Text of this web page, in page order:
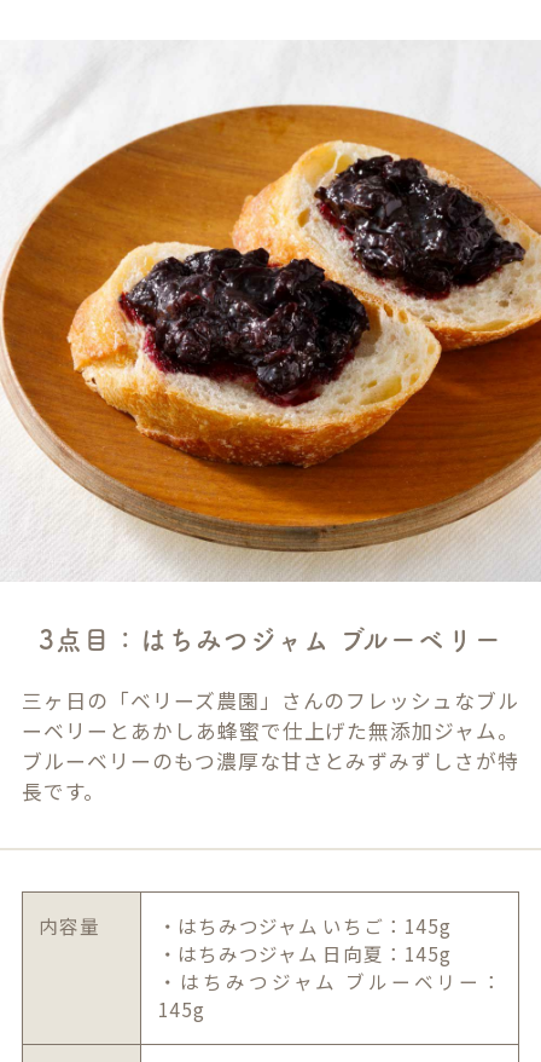
3点目：はちみつジャム ブルーベリー
三ヶ日の「ベリーズ農園」さんのフレッシュなブル
ーベリーとあかしあ蜂蜜で仕上げた無添加ジャム。
ブルーベリーのもつ濃厚な甘さとみずみずしさが特
長です。
内容量
・はちみつジャム いちご：145g
・はちみつジャム 日向夏：145g
・はちみつジャム ブルーベリー：
145g